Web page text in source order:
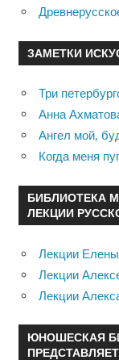
ЗАМЕТКИ
Три
Анна
Ангел мой,
Когда меня
БИБЛИОТЕКА
ЛЕКЦИИ
Лекции
Лекции
Лекции
ЮНОШЕСКАЯ